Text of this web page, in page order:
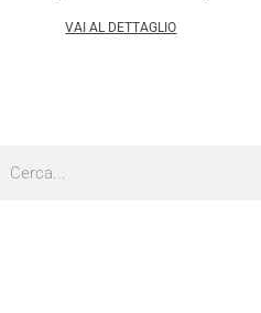
VAI AL DETTAGLIO
Cerca